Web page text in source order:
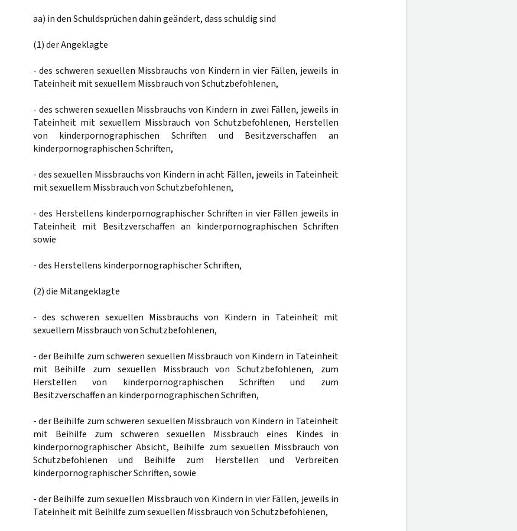
aa) in den Schuldsprüchen dahin geändert, dass schuldig sind
(1) der Angeklagte
- des schweren sexuellen Missbrauchs von Kindern in vier Fällen, jeweils in
Tateinheit mit sexuellem Missbrauch von Schutzbefohlenen,
- des schweren sexuellen Missbrauchs von Kindern in zwei Fällen, jeweils in
Tateinheit mit sexuellem Missbrauch von Schutzbefohlenen, Herstellen
von kinderpornographischen Schriften und Besitzverschaffen an
kinderpornographischen Schriften,
- des sexuellen Missbrauchs von Kindern in acht Fällen, jeweils in Tateinheit
mit sexuellem Missbrauch von Schutzbefohlenen,
- des Herstellens kinderpornographischer Schriften in vier Fällen jeweils in
Tateinheit mit Besitzverschaffen an kinderpornographischen Schriften
sowie
- des Herstellens kinderpornographischer Schriften,
(2) die Mitangeklagte
- des schweren sexuellen Missbrauchs von Kindern in Tateinheit mit
sexuellem Missbrauch von Schutzbefohlenen,
- der Beihilfe zum schweren sexuellen Missbrauch von Kindern in Tateinheit
mit Beihilfe zum sexuellen Missbrauch von Schutzbefohlenen, zum
Herstellen von kinderpornographischen Schriften und zum
Besitzverschaffen an kinderpornographischen Schriften,
- der Beihilfe zum schweren sexuellen Missbrauch von Kindern in Tateinheit
mit Beihilfe zum schweren sexuellen Missbrauch eines Kindes in
kinderpornographischer Absicht, Beihilfe zum sexuellen Missbrauch von
Schutzbefohlenen und Beihilfe zum Herstellen und Verbreiten
kinderpornographischer Schriften, sowie
- der Beihilfe zum sexuellen Missbrauch von Kindern in vier Fällen, jeweils in
Tateinheit mit Beihilfe zum sexuellen Missbrauch von Schutzbefohlenen,